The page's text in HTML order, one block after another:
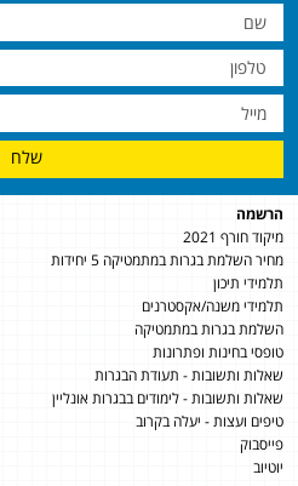
שלח
הרשמה
מיקוד חורף 2021
מחיר השלמת בגרות במתמטיקה 5 יחידות
תלמידי תיכון
תלמידי משנה/אקסטרנים
השלמת בגרות במתמטיקה
טופסי בחינות ופתרונות
שאלות ותשובות - תעודת הבגרות
שאלות ותשובות - לימודים בבגרות אונליין
טיפים ועצות - יעלה בקרוב
פייסבוק
יוטיוב